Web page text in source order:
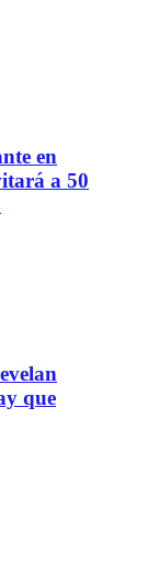
en
a 50
que